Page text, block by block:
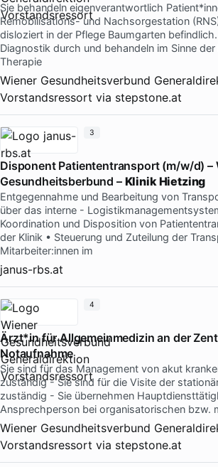
Sie behandeln eigenverantwortlich
Remobilisations- und Nachsorgestation
disloziert in der Pflege Baumgarten
Diagnostik durch und behandeln im Sinne
Therapie
Wiener Gesundheitsverbund
Vorstandsressort via stepstone.at
Disponent Patiententransport (m/w/d) –
Gesundheitsberbund – Klinik Hietzing
Entgegennahme und Bearbeitung von
über das interne -
Koordination und Disposition von
der Klinik • Steuerung und Zuteilung der
Mitarbeiter:innen im
janus-rbs.at
3
Ärzt*in für Allgemeinmedizin an der
Notaufnahme
Sie sind für das Management von akut
zuständig - Sie sind für die Visite der
zuständig - Sie übernehmen
Ansprechperson bei organisatorischen bzw.
Wiener Gesundheitsverbund
Vorstandsressort via stepstone.at
4